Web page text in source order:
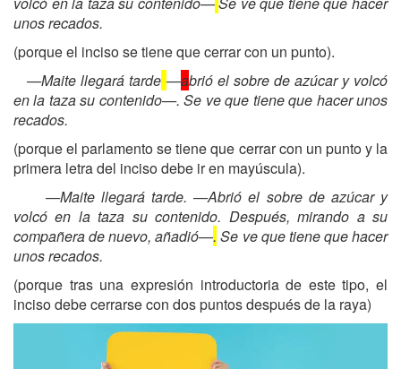
unos recados.
(porque el inciso se tiene que cerrar con un punto).
—Maite llegará tarde —abrió el sobre de azúcar y volcó
en la taza su contenido—. Se ve que tiene que hacer unos
recados.
(porque el parlamento se tiene que cerrar con un punto y la
primera letra del inciso debe ir en mayúscula).
—Maite llegará tarde. —Abrió el sobre de azúcar y
volcó en la taza su contenido. Después, mirando a su
compañera de nuevo, añadió—. Se ve que tiene que hacer
unos recados.
(porque tras una expresión introductoria de este tipo, el
inciso debe cerrarse con dos puntos después de la raya)